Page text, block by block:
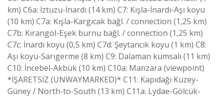
km) C6a: İztuzu-İnardı (14 km) C7: Kışla-İnardı-Aşı koyu
(10 km) C7a: Kışla-Kargıcak bağl. / connection (1,25 km)
C7b: Kırangöl-Eşek burnu bağl. / connection (1,25 km)
C7c: İnardı koyu (0,5 km) C7d: Şeytancık koyu (1 km) C8:
Aşı koyu-Sarıgerme (8 km) C9: Dalaman kumsalı (11 km)
C10: İncebel-Akbük (10 km) C10a: Manzara (viewpoint)
*İŞARETSİZ (UNWAYMARKED)* C11: Kapıdağı Kuzey-
Güney / North-to-South (13 km) C11a: Lydae-Gölcük-